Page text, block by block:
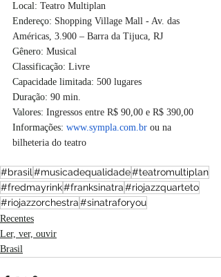
Local: Teatro Multiplan
Endereço: Shopping Village Mall - Av. das
Américas, 3.900 – Barra da Tijuca, RJ
Gênero: Musical
Classificação: Livre
Capacidade limitada: 500 lugares
Duração: 90 min.
Valores: Ingressos entre R$ 90,00 e R$ 390,00
Informações: www.sympla.com.br ou na
bilheteria do teatro
#brasil #musicadequalidade#teatromultiplan
#fredmayrink#franksinatra#riojazzquarteto
#riojazzorchestra#sinatraforyou
Recentes
Ler, ver, ouvir
Brasil